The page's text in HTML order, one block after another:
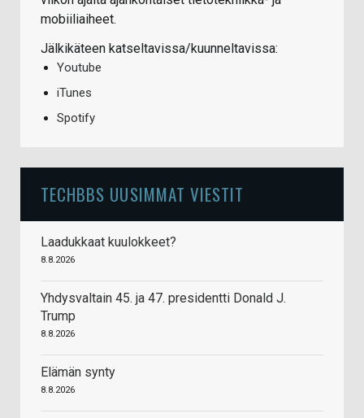
mobiiliaiheet.
Jälkikäteen katseltavissa/kuunneltavissa:
Youtube
iTunes
Spotify
TECHBBS UUSIMMAT VIESTIT
Laadukkaat kuulokkeet?
8.8.2026
Yhdysvaltain 45. ja 47. presidentti Donald J.
Trump
8.8.2026
Elämän synty
8.8.2026